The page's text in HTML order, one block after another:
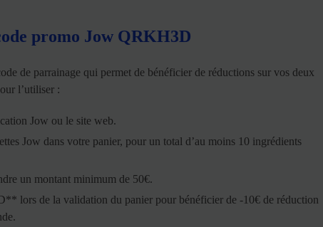
promo Jow QRKH3D
de parrainage qui permet de bénéficier de réductions sur vos deux
l’utiliser :
Jow ou le site web.
Jow dans votre panier, pour un total d’au moins 10 ingrédients
un montant minimum de 50€.
lors de la validation du panier pour bénéficier de -10€ de réduction